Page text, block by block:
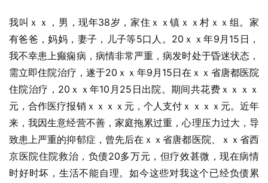
我叫ｘｘ，男，现年38岁，家住ｘｘ镇ｘｘ村ｘｘ组。家
有爸爸，妈妈，妻子，儿子等5口人。20ｘｘ年9月15日，
我不幸患上癫痫病，病情非常严重，病发时处于昏迷状态，
需立即住院治疗，遂于20ｘｘ年9月15日在ｘｘ省唐都医院
住院治疗，20ｘｘ年10月25日出院。期间共花费ｘｘｘｘ
元，合作医疗报销ｘｘｘｘ元，个人支付ｘｘｘｘ元。近年
来，我因生意经营不善，家庭拖累过重，心理压力过大，导
致患上严重的抑郁症，曾先后在ｘｘ省唐都医院、ｘｘ省西
京医院住院救治，负债20多万元，但疗效甚微，现在病情
时好时坏，生活不能自理。如今这些对我这个已经负债累